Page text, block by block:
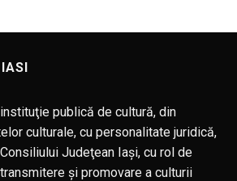
publică de cultură, din
culturale, cu personalitate juridică,
Judeţean Iaşi, cu rol de
şi promovare a culturii